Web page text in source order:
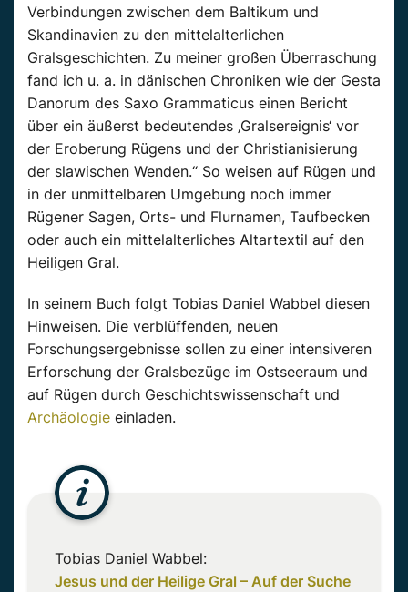
Verbindungen zwischen dem Baltikum und
Skandinavien zu den mittelalterlichen
Gralsgeschichten. Zu meiner großen Überraschung
fand ich u. a. in dänischen Chroniken wie der Gesta
Danorum des Saxo Grammaticus einen Bericht
über ein äußerst bedeutendes ‚Gralsereignis‘ vor
der Eroberung Rügens und der Christianisierung
der slawischen Wenden.“ So weisen auf Rügen und
in der unmittelbaren Umgebung noch immer
Rügener Sagen, Orts- und Flurnamen, Taufbecken
oder auch ein mittelalterliches Altartextil auf den
Heiligen Gral.
In seinem Buch folgt Tobias Daniel Wabbel diesen
Hinweisen. Die verblüffenden, neuen
Forschungsergebnisse sollen zu einer intensiveren
Erforschung der Gralsbezüge im Ostseeraum und
auf Rügen durch Geschichtswissenschaft und
Archäologie einladen.
Tobias Daniel Wabbel:
Jesus und der Heilige Gral – Auf der Suche